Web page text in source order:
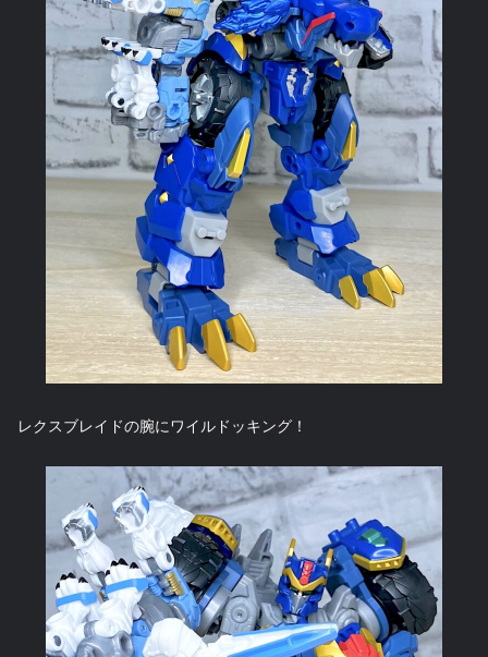
レクスブレイドの腕にワイルドッキング！